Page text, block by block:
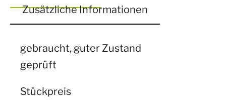
Zusätzliche Informationen
gebraucht, guter Zustand
geprüft
Stückpreis